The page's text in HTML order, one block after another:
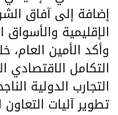
إضافة إلى آفاق
الإقليمية والأسواق
وأكد الأمين العام،
التكامل الاقتصادي
التجارب الدولية
تطوير آليات